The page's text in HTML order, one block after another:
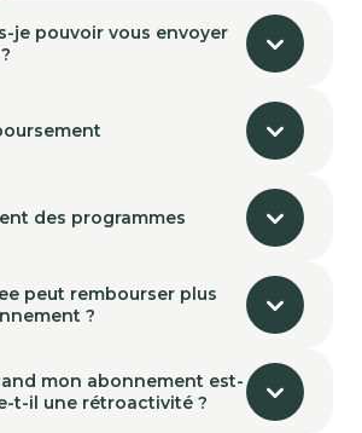
je pouvoir vous envoyer
des programmes
peut rembourser plus
?
mon abonnement est-
t-il une rétroactivité ?